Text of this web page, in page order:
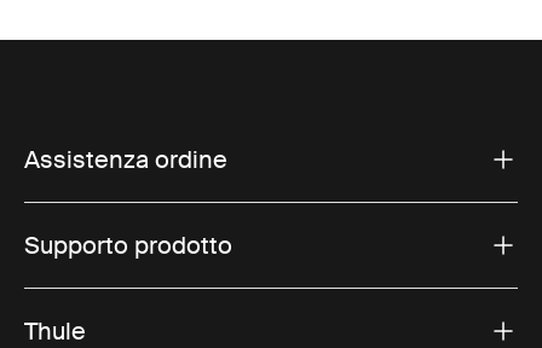
Assistenza ordine
Supporto prodotto
Thule